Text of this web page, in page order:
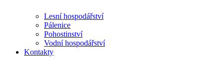
Lesní hospodářství
Pálenice
Pohostinství
Vodní hospodářství
Kontakty